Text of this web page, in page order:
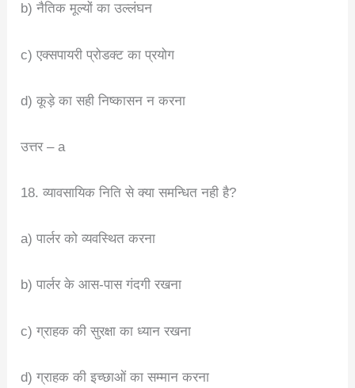
b) नैतिक मूल्यों का उल्लंघन
c) एक्सपायरी प्रोडक्ट का प्रयोग
d) कूड़े का सही निष्कासन न करना
उत्तर – a
18. व्यावसायिक निति से क्या समन्धित नही है?
a) पार्लर को व्यवस्थित करना
b) पार्लर के आस-पास गंदगी रखना
c) ग्राहक की सुरक्षा का ध्यान रखना
d) ग्राहक की इच्छाओं का सम्मान करना